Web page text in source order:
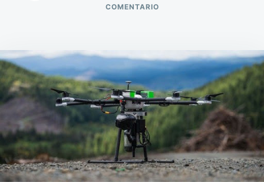
COMENTARIOEN
PARA
REGENERAR
BOSQUES